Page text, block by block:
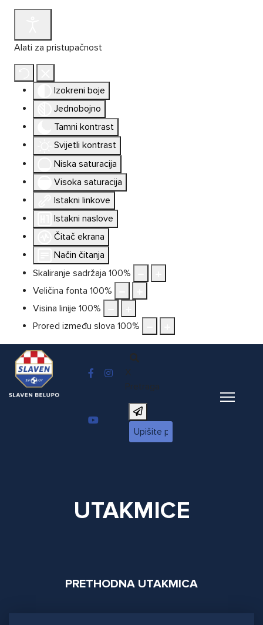
Alati za pristupačnost
Izokreni boje
Jednobojno
Tamni kontrast
Svijetli kontrast
Niska saturacija
Visoka saturacija
Istakni linkove
Istakni naslove
Čitač ekrana
Način čitanja
Skaliranje sadržaja 100%
Veličina fonta 100%
Visina linije 100%
Prored između slova 100%
X
Pretraga
UTAKMICE
PRETHODNA UTAKMICA